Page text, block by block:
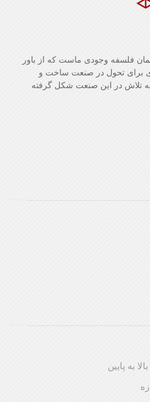
فلسفه وجودی ماست که از باور
برای تحول در صنعت ساخت و
تلاش در این صنعت شکل گرفته
به پایین